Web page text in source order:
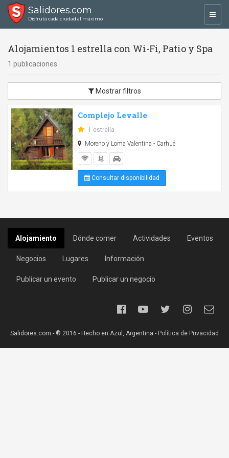
Salidores.com
Disfrutá cada ciudad al máximo
Alojamientos 1 estrella con Wi-Fi, Patio y Spa
1 publicaciones
Mostrar filtros
Complejo Levalle
1 estrella
Moreno y Loma Valentina - Carhué
Consultar disponibilidad
Alojamiento Dónde comer Actividades Eventos
Negocios Lugares Información
Publicar un evento Publicar un negocio
Salidores.com - ® 2016 - Hecho en Azul, Argentina - Política de Privacidad